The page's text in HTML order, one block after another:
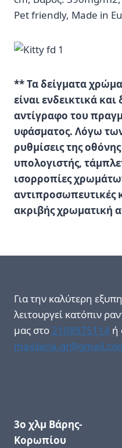
Pet friendly, Made in
** Τα δείγματα
είναι ενδεικτικά και
αντίγραφο του
υφάσματος. Λόγω
ρυθμίσεις της
υπολογιστής,
ισορροπίες
αντιπροσωπευτικές
ακριβής χρωματική
Για την καλύτερη
λειτουργεί κατόπιν
μας στο 2108975114 ή
3ο χλμ Βάρης-
Κορωπίου